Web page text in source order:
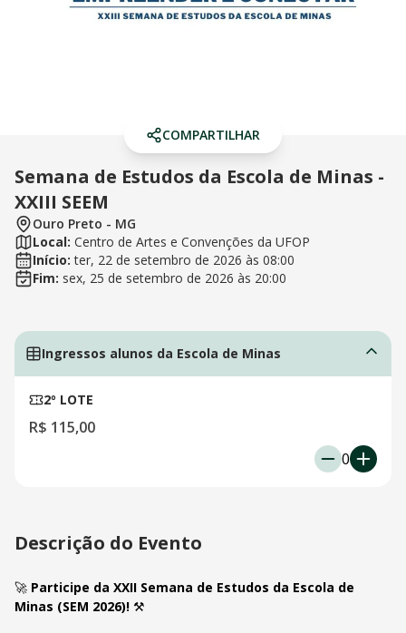
COMPARTILHAR
Semana de Estudos da Escola de Minas -
XXIII SEEM
Ouro Preto - MG
Local: Centro de Artes e Convenções da UFOP
Início: ter, 22 de setembro de 2026 às 08:00
Fim: sex, 25 de setembro de 2026 às 20:00
Descrição do Evento
🚀 Participe da XXII Semana de Estudos da Escola de
Minas (SEM 2026)! ⚒️
Ingressos alunos da Escola de Minas
2º LOTE
R$ 115,00
0